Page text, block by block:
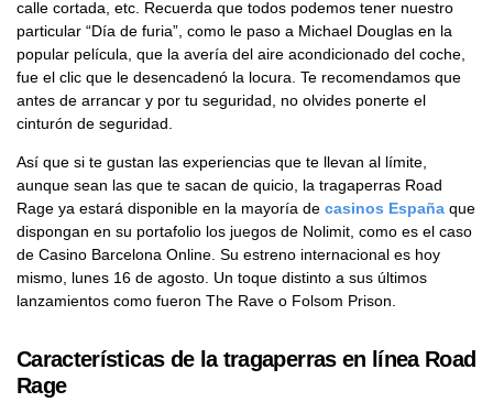
calle cortada, etc. Recuerda que todos podemos tener nuestro
particular “Día de furia”, como le paso a Michael Douglas en la
popular película, que la avería del aire acondicionado del coche,
fue el clic que le desencadenó la locura. Te recomendamos que
antes de arrancar y por tu seguridad, no olvides ponerte el
cinturón de seguridad.
Así que si te gustan las experiencias que te llevan al límite,
aunque sean las que te sacan de quicio, la tragaperras Road
Rage ya estará disponible en la mayoría de casinos España que
dispongan en su portafolio los juegos de Nolimit, como es el caso
de Casino Barcelona Online. Su estreno internacional es hoy
mismo, lunes 16 de agosto. Un toque distinto a sus últimos
lanzamientos como fueron The Rave o Folsom Prison.
Características de la tragaperras en línea Road
Rage